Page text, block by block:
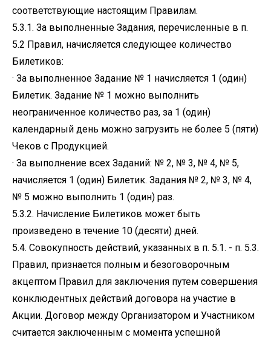
соответствующие настоящим Правилам.
5.3.1. За выполненные Задания, перечисленные в п.
5.2 Правил, начисляется следующее количество
Билетиков:
· За выполненное Задание № 1 начисляется 1 (один)
Билетик. Задание № 1 можно выполнить
неограниченное количество раз, за 1 (один)
календарный день можно загрузить не более 5 (пяти)
Чеков с Продукцией.
· За выполнение всех Заданий: № 2, № 3, № 4, № 5,
начисляется 1 (один) Билетик. Задания № 2, № 3, № 4,
№ 5 можно выполнить 1 (один) раз.
5.3.2. Начисление Билетиков может быть
произведено в течение 10 (десяти) дней.
5.4. Совокупность действий, указанных в п. 5.1. - п. 5.3.
Правил, признается полным и безоговорочным
акцептом Правил для заключения путем совершения
конклюдентных действий договора на участие в
Акции. Договор между Организатором и Участником
считается заключенным с момента успешной